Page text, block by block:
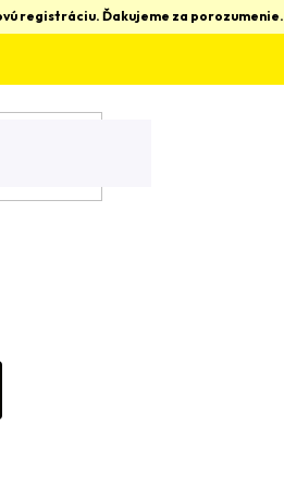
registráciu. Ďakujeme za porozumenie.